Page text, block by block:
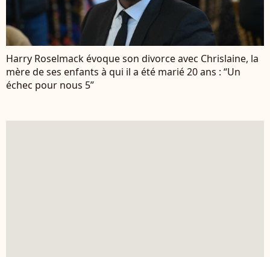
Harry Roselmack évoque son divorce avec Chrislaine, la
mère de ses enfants à qui il a été marié 20 ans : “Un
échec pour nous 5”